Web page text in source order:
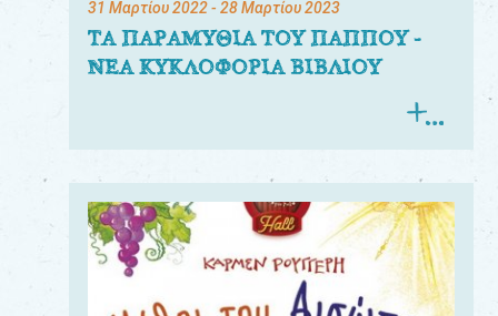
31 Μαρτίου 2022- 28 Μαρτίου 2023
ΤΑ ΠΑΡΑΜΥΘΙΑ ΤΟΥ ΠΑΠΠΟΥ -
ΝΕΑ ΚΥΚΛΟΦΟΡΙΑ ΒΙΒΛΙΟΥ